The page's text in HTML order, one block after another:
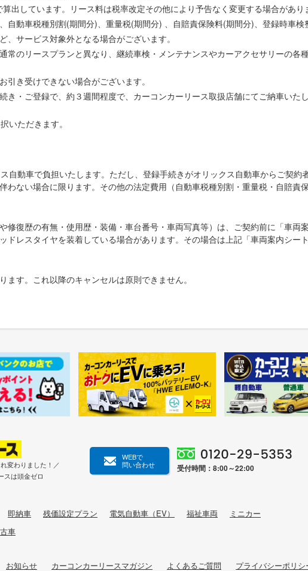
出しています。リース料は税率改定その他により予告なく変更する場合があり
自動車税種別割(期間分)、重量税(期間分) 、自賠責保険料(期間分)、登録時車検
サービス対象外となる場合がございます。
常のリースプランと異なり、継続車検・メンテナンスやカーアクセサリーの各
き受けできない場合がございます。
き・ご登録で、約３週間程度で、カーコンカーリース取扱店舗にてご納車いたし
いただきます。
自動車で負担いたします。ただし、登録手続きがオリックス自動車からご契約
わない場合に限ります。その他の法定費用（自動車税種別割・重量税・自賠責
修復歴の有無・使用歴・装備・車台番号・車両写真等）は、ご契約前に「車両
ドレスタイヤを装着している場合があります。その場合は上記「車両案内シー
す。これ以降のキャンセルは原則できません。
変わりました！／
スは頭金ゼロ
WEBで
問い合わせ
受付時間：8:00～22:00
即納車 残価設定プラン 電気自動車（EV） 福祉車両 ミニカー
車
お知らせ カーコンカーリースマガジン よくあるご質問 プライバシーポリシ